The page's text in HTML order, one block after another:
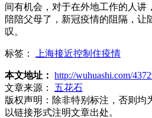
间有机会，对于在外地工作的人讲
陪陪父母了，新冠疫情的阻隔，让
叹。
标签： 上海接近控制住疫情
本文地址： http://wuhuashi.com/
文章来源：
五花石
版权声明： 除非特别标注，否则均
以链接形式注明文章出处。